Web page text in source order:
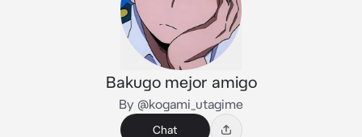
Bakugo mejor amigo
By @kogami_utagime
Chat